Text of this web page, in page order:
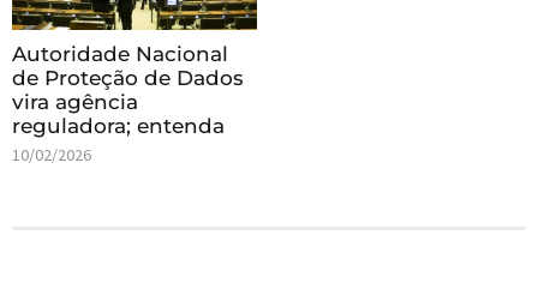
Autoridade Nacional
de Proteção de Dados
vira agência
reguladora; entenda
10/02/2026